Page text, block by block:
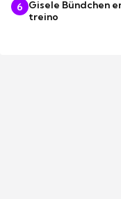
6 Gisele Bündchen
treino